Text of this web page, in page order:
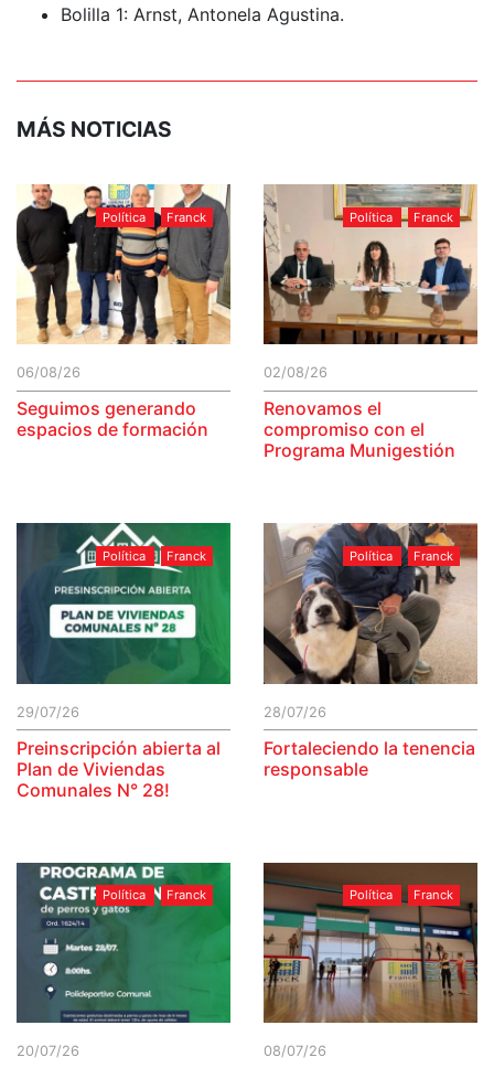
Bolilla 1: Arnst, Antonela Agustina.
MÁS NOTICIAS
Política Franck
06/08/26
Seguimos generando
espacios de formación
Política Franck
02/08/26
Renovamos el
compromiso con el
Programa Munigestión
Política Franck
29/07/26
Preinscripción abierta al
Plan de Viviendas
Comunales N° 28!
Política Franck
28/07/26
Fortaleciendo la tenencia
responsable
Política Franck
20/07/26
Política Franck
08/07/26